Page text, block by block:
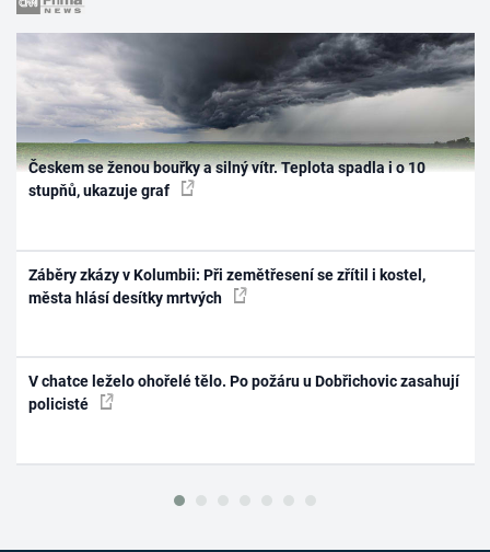
Českem se ženou bouřky a silný vítr. Teplota spadla i o 10
stupňů, ukazuje graf
Záběry zkázy v Kolumbii: Při zemětřesení se zřítil i kostel,
města hlásí desítky mrtvých
V chatce leželo ohořelé tělo. Po požáru u Dobřichovic zasahují
policisté